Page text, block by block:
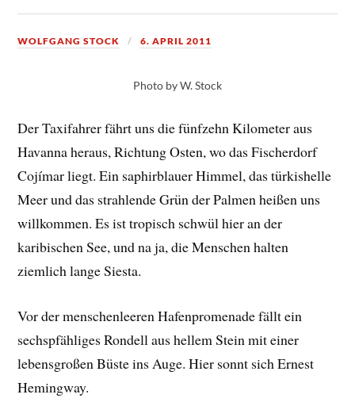
WOLFGANG STOCK 6. APRIL 2011
Photo by W. Stock
Der Taxifahrer fährt uns die fünfzehn Kilometer aus
Havanna heraus, Richtung Osten, wo das Fischerdorf
Cojímar liegt. Ein saphirblauer Himmel, das türkishelle
Meer und das strahlende Grün der Palmen heißen uns
willkommen. Es ist tropisch schwül hier an der
karibischen See, und na ja, die Menschen halten
ziemlich lange Siesta.
Vor der menschenleeren Hafenpromenade fällt ein
sechspfähliges Rondell aus hellem Stein mit einer
lebensgroßen Büste ins Auge. Hier sonnt sich Ernest
Hemingway.